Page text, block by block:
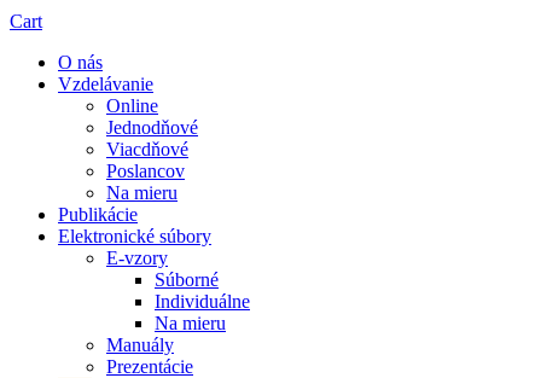
Cart
O nás
Vzdelávanie
Online
Jednodňové
Viacdňové
Poslancov
Na mieru
Publikácie
Elektronické súbory
E-vzory
Súborné
Individuálne
Na mieru
Manuály
Prezentácie